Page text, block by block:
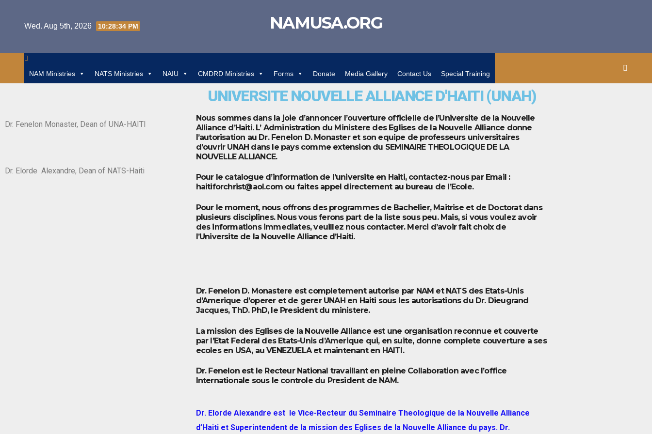
Wed. Aug 5th, 2026 10:28:34 PM NAMUSA.ORG
NAM Ministries NATS Ministries NAIU CMDRD Ministries Forms Donate Media Gallery Contact Us Special Training
Dr. Fenelon Monaster, Dean of UNA-HAITI
Dr. Elorde Alexandre, Dean of NATS-Haiti
UNIVERSITE NOUVELLE ALLIANCE D'HAITI (UNAH)
Nous sommes dans la joie d’annoncer l’ouverture officielle de l’Universite de la Nouvelle
Alliance d’Haiti. L’ Administration du Ministere des Eglises de la Nouvelle Alliance donne
l’autorisation au Dr. Fenelon D. Monaster et son equipe de professeurs universitaires
d’ouvrir UNAH dans le pays comme extension du SEMINAIRE THEOLOGIQUE DE LA
NOUVELLE ALLIANCE.
Pour le catalogue d’information de l’universite en Haiti, contactez-nous par Email :
haitiforchrist@aol.com ou faites appel directement au bureau de l’Ecole.
Pour le moment, nous offrons des programmes de Bachelier, Maitrise et de Doctorat dans
plusieurs disciplines. Nous vous ferons part de la liste sous peu. Mais, si vous voulez avoir
des informations immediates, veuillez nous contacter. Merci d’avoir fait choix de
l’Universite de la Nouvelle Alliance d’Haiti.
Dr. Fenelon D. Monastere est completement autorise par NAM et NATS des Etats-Unis
d’Amerique d’operer et de gerer UNAH en Haiti sous les autorisations du Dr. Dieugrand
Jacques, ThD. PhD, le President du ministere.
La mission des Eglises de la Nouvelle Alliance est une organisation reconnue et couverte
par l’Etat Federal des Etats-Unis d’Amerique qui, en suite, donne complete couverture a ses
ecoles en USA, au VENEZUELA et maintenant en HAITI.
Dr. Fenelon est le Recteur National travaillant en pleine Collaboration avec l’office
Internationale sous le controle du President de NAM.
Dr. Elorde Alexandre est le Vice-Recteur du Seminaire Theologique de la Nouvelle Alliance
d’Haiti et Superintendent de la mission des Eglises de la Nouvelle Alliance du pays. Dr.